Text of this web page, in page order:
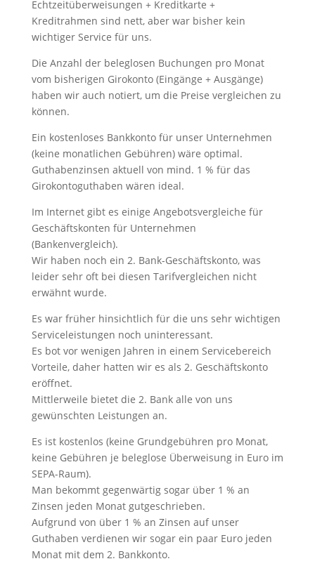
Echtzeitüberweisungen + Kreditkarte +
Kreditrahmen sind nett, aber war bisher kein
wichtiger Service für uns.
Die Anzahl der beleglosen Buchungen pro Monat
vom bisherigen Girokonto (Eingänge + Ausgänge)
haben wir auch notiert, um die Preise vergleichen zu
können.
Ein kostenloses Bankkonto für unser Unternehmen
(keine monatlichen Gebühren) wäre optimal.
Guthabenzinsen aktuell von mind. 1 % für das
Girokontoguthaben wären ideal.
Im Internet gibt es einige Angebotsvergleiche für
Geschäftskonten für Unternehmen
(Bankenvergleich).
Wir haben noch ein 2. Bank-Geschäftskonto, was
leider sehr oft bei diesen Tarifvergleichen nicht
erwähnt wurde.
Es war früher hinsichtlich für die uns sehr wichtigen
Serviceleistungen noch uninteressant.
Es bot vor wenigen Jahren in einem Servicebereich
Vorteile, daher hatten wir es als 2. Geschäftskonto
eröffnet.
Mittlerweile bietet die 2. Bank alle von uns
gewünschten Leistungen an.
Es ist kostenlos (keine Grundgebühren pro Monat,
keine Gebühren je beleglose Überweisung in Euro im
SEPA-Raum).
Man bekommt gegenwärtig sogar über 1 % an
Zinsen jeden Monat gutgeschrieben.
Aufgrund von über 1 % an Zinsen auf unser
Guthaben verdienen wir sogar ein paar Euro jeden
Monat mit dem 2. Bankkonto.